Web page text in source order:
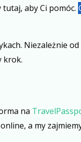
aby Ci pomóc.
Niezależnie
krok.
na
a my